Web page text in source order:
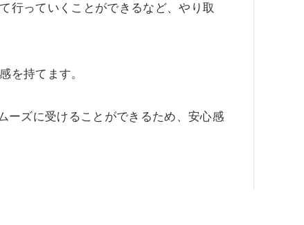
行っていくことができるなど、やり取
を持てます。
ーズに受けることができるため、安心感